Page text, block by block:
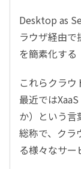
Desktop as
ラウザ経由
を簡素化する
これらクラウ
最近では
か）という言
総称で、クラ
る様々なサー